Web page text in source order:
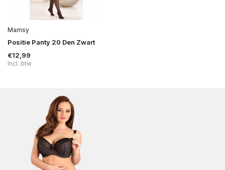
Mamsy
Positie Panty 20 Den Zwart
€12,99
Incl. btw